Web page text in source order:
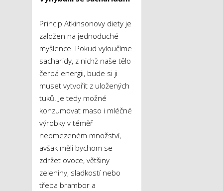
Princip Atkinsonovy diety je
založen na jednoduché
myšlence. Pokud vyloučíme
sacharidy, z nichž naše tělo
čerpá energii, bude si ji
muset vytvořit z uložených
tuků. Je tedy možné
konzumovat maso i mléčné
výrobky v téměř
neomezeném množství,
avšak měli bychom se
zdržet ovoce, většiny
zeleniny, sladkostí nebo
třeba brambor a